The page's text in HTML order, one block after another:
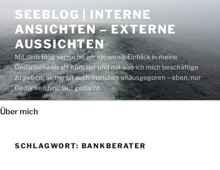
Inhalt
springen
SEEBLOG | INTERNE
ANSICHTEN – EXTERNE
AUSSICHTEN
Mit dem Blog versuche ich ein wenig Einblick in meine
Gedankenwelt als Künstler und mit was ich mich beschäftige
zu geben. Sicher ist auch manches unausgegoren – eben, nur
Gedanken bzw. laut gedacht
Über mich
SCHLAGWORT: BANKBERATER